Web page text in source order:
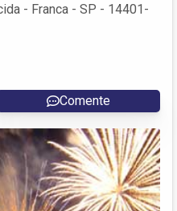
- Franca - SP - 14401-
Comente